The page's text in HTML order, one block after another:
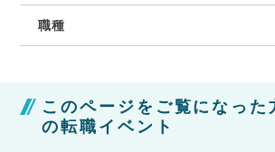
職種
このページをご覧になった
の転職イベント